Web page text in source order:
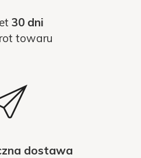
30 dni
towaru
dostawa